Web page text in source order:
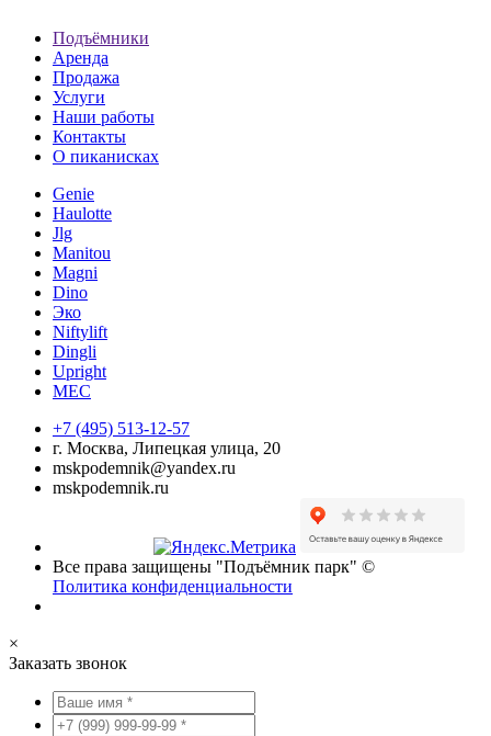
Подъёмники
Аренда
Продажа
Услуги
Наши работы
Контакты
О пиканисках
Genie
Haulotte
Jlg
Manitou
Magni
Dino
Эко
Niftylift
Dingli
Upright
MEC
+7 (495) 513-12-57
г. Москва, Липецкая улица, 20
mskpodemnik@yandex.ru
mskpodemnik.ru
Все права защищены "Подъёмник парк" ©
Политика конфиденциальности
×
Заказать звонок